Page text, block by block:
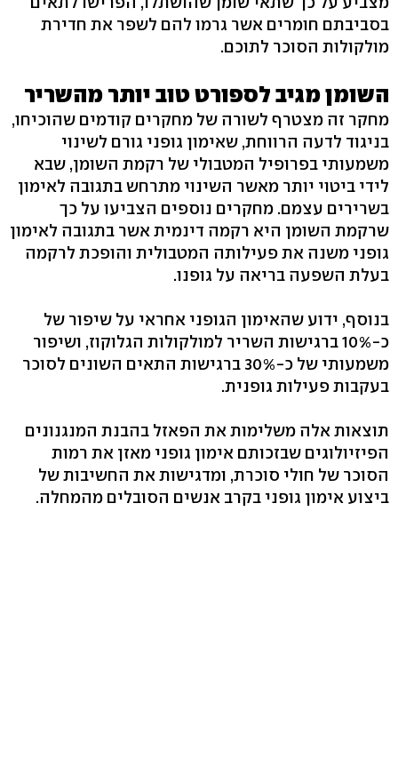
בסביבתם חומרים אשר גרמו להם לשפר את חדירת
מולקולות הסוכר לתוכם.
השומן מגיב לספורט טוב יותר מהשריר
מחקר זה מצטרף לשורה של מחקרים קודמים שהוכיחו,
בניגוד לדעה הרווחת, שאימון גופני גורם לשינוי
משמעותי בפרופיל המטבולי של רקמת השומן, שבא
לידי ביטוי יותר מאשר השינוי מתרחש בתגובה לאימון
בשרירים עצמם. מחקרים נוספים הצביעו על כך
שרקמת השומן היא רקמה דינמית אשר בתגובה לאימון
גופני משנה את פעילותה המטבולית והופכת לרקמה
בעלת השפעה בריאה על גופנו.
בנוסף, ידוע שהאימון הגופני אחראי על שיפור של
כ-10% ברגישות השריר למולקולות הגלוקוז, ושיפור
משמעותי של כ-30% ברגישות התאים השונים לסוכר
בעקבות פעילות גופנית.
תוצאות אלה משלימות את הפאזל בהבנת המנגנונים
הפיזיולוגים שבזכותם אימון גופני מאזן את רמות
הסוכר של חולי סוכרת, ומדגישות את החשיבות של
ביצוע אימון גופני בקרב אנשים הסובלים מהמחלה.